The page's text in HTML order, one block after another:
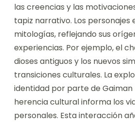
las creencias y las
tapiz narrativo. Los personajes
mitologías, reflejando sus
experiencias. Por ejemplo, el
dioses antiguos y los nuevos
transiciones culturales. La
identidad por parte de
herencia cultural informa los
personales. Esta interacción